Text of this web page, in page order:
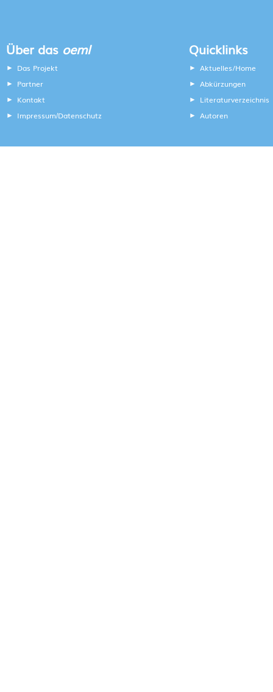
Über das oeml
Das Projekt
Partner
Kontakt
Impressum/Datenschutz
Quicklinks
Aktuelles/Home
Abkürzungen
Literaturverzeichnis
Autoren